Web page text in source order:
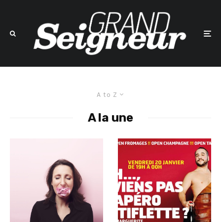
A to Z
A la une